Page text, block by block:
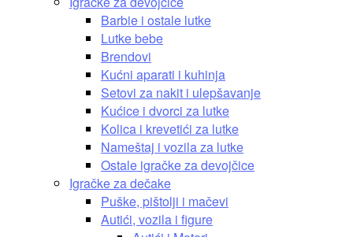
Barbie i ostale lutke
Lutke bebe
Brendovi
Kućni aparati i kuhinja
Setovi za nakit i ulepšavanje
Kućice i dvorci za lutke
Kolica i krevetići za lutke
Nameštaj i vozila za lutke
Ostale igračke za devojčice
Igračke za dečake
Puške, pištolji i mačevi
Autići, vozila i figure